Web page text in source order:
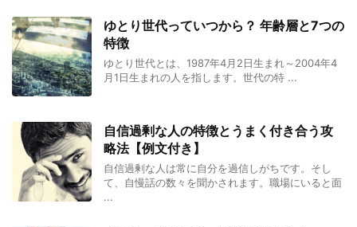
ゆとり世代っていつから？ 年齢層と7つの
特徴
ゆとり世代とは、1987年4月2日生まれ～2004年4
月1日生まれの人を指します。世代の特 ...
自信過剰な人の特徴とうまく付き合う攻
略法【例文付き】
自信過剰な人は常に自分を過信しがちです。そし
て、自慢話の数々を聞かされます。職場にいると面
...